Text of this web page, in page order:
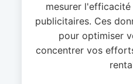
mesurer
publicitaires. Ces
pour optimiser
concentrer vos